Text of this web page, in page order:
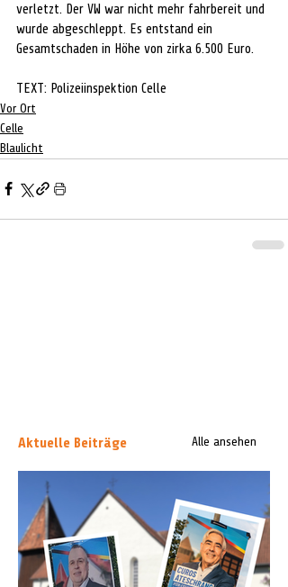
verletzt. Der VW war nicht mehr fahrbereit und
wurde abgeschleppt. Es entstand ein
Gesamtschaden in Höhe von zirka 6.500 Euro.
TEXT: Polizeiinspektion Celle
Vor Ort
Celle
Blaulicht
Aktuelle Beiträge Alle ansehen